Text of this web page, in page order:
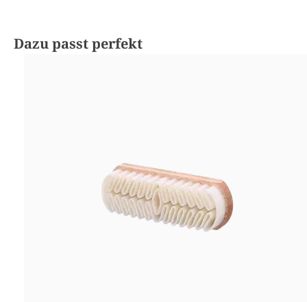
Produktgalerie überspringen
Dazu passt perfekt